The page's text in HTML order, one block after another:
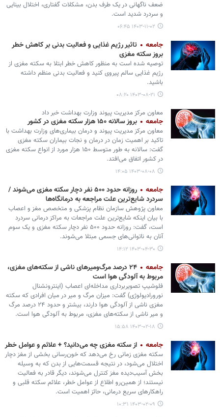
ضعف ناگهانی در یک طرف بدن، مشکلات گفتاری، اختلال بینایی
و سردرد شدید است.
۱۴۰۳-۱۱-۰۲ ۰۶:۴۵
جامعه
تاثیر رژیم غذایی و فعالیت بدنی بر کاهش خطر
بروز سکته مغزی
توصیه شده است به منظور کاهش خطر ابتلا به سکته مغزی از
رژیم غذایی سالم پیروی کنید و فعالیت بدنی منظم داشته
باشید.
۱۴۰۳-۰۸-۲۱ ۰۸:۲۰
معاون مرکز مدیریت پیوند وزارت بهداشت خبر داد
جامعه بروز سالانه ۱۵۰ هزار سکته مغزی در کشور
معاون مرکز مدیریت پیوند و درمان بیماری‌های وزارت بهداشت با
تاکید بر اهمیت زمان در درمان و نجات بیماران سکته مغزی
گفت: سالانه به طور متوسط ۱۵۰ هزار مورد از انواع سکته مغزی
در کشور اتفاق می‌افتد.
۱۴۰۳-۰۸-۰۸ ۱۴:۰۵
جامعه
روزانه حدود ۵۰۰ نفر دچار سکته مغزی می‌شوند /
سردرد شایع‌ترین علت مراجعه به درمانگاه‌ها
معاون پژوهش سازمان نظام پزشکی و متخصص مغز و اعصاب
با بیان اینکه شایع‌ترین علت مراجعات به مراکز درمانی سردرد
است، گفت: روزانه حدود ۵۰۰ نفر دچار سکته مغزی و یک سوم
آنان به ناتوانی‌های جسمی مبتلا می‌شوند.
۱۴۰۳-۰۴-۳۰ ۱۴:۱۲
جامعه
۲۴ درصد مرگ‌ومیرهای ناشی از سکته‌های مغزی،
مربوط به آلودگی هوا است
فلوشیپ تصویربرداری مداخله‌ای اعصاب (اینترونشنال
نورورادیولوژی) گفت: میزان مرگ و میر در میان افرادی که سکته
مغزی ناشی از آلودگی هوا دارند، بیشتر و حدود ۲۴ درصد مرگ
و میر ناشی از سکته‌های مغزی، مربوط به آلودگی هوا است.
۱۴۰۳-۰۲-۱۸ ۱۵:۵۸
جامعه از سکته مغزی چه می‌دانید؟ + علائم و عوامل خطر
سکته‌ مغزی زمانی رخ می‌دهد که خون‌رسانی بخشی از مغز دچار
اختلال می‌شود، در نتیجه قسمت‌هایی از بدن که به وسیله‌
بخش آسیب‌دیده‌ مغز کنترل می‌شوند، دیگر قادر به فعالیت
نیستند؛ از همین‌رو اطلاع از عوامل خطر، علائم سکته قلبی و
راهکارهای سریع درمانی، حائز اهمیت است.
۱۴۰۳-۰۲-۰۹ ۱۰:۳۱